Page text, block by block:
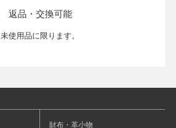
返品・交換可能
未使用品に限ります。
財布・革小物